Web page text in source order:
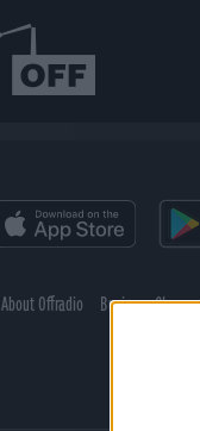
About Offradio Business Class